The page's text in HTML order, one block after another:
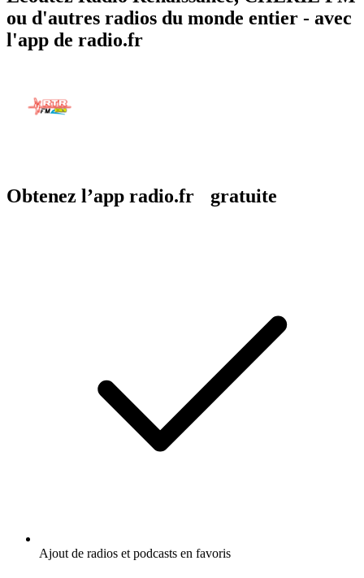
ou d'autres radios du monde entier - avec
l'app de radio.fr
Obtenez l’app radio.fr gratuite
Ajout de radios et podcasts en favoris